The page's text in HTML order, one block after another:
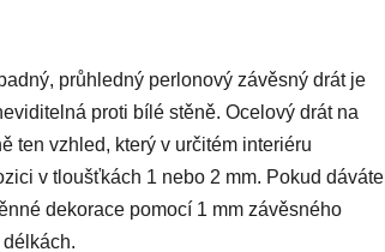
průhledný perlonový závěsný drát je
proti bílé stěně. Ocelový drát na
ten vzhled, který v určitém interiéru
v tloušťkách 1 nebo 2 mm. Pokud dáváte
dekorace pomocí 1 mm závěsného